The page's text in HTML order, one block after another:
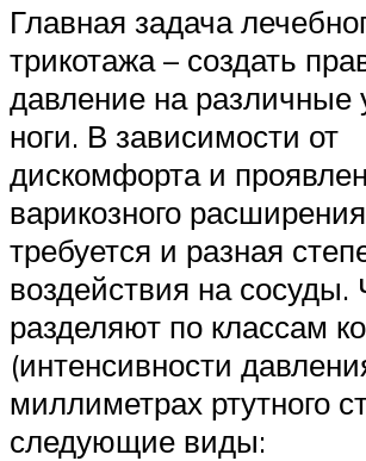
Главная задача
трикотажа – создать
давление на различные
ноги. В зависимости от
дискомфорта и
варикозного
требуется и разная
воздействия на сосуды.
разделяют по классам
(интенсивности
миллиметрах ртутного
следующие виды: